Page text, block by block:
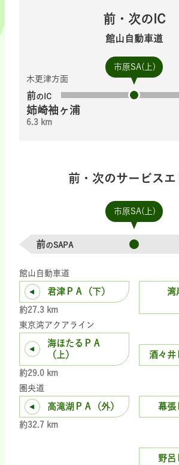
前・次のIC
館山自動車道
市原SA(上)
木更津方面
前のIC
姉崎袖ヶ浦
6.3 km
前・次のサービスエ
市原SA(上)
前のSAPA
館山自動車道
君津ＰＡ（下）
約27.3 km
東京湾アクアライン
海ほたるＰＡ
（上）
約29.0 km
圏央道
高滝湖ＰＡ（外）
約32.7 km
湾
酒々井
幕張
野呂